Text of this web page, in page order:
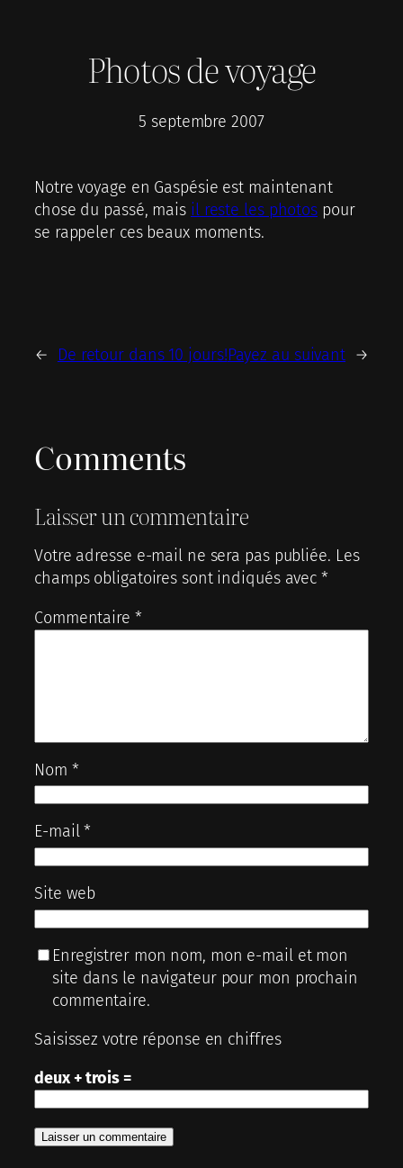
Photos de voyage
5 septembre 2007
Notre voyage en Gaspésie est maintenant
chose du passé, mais il reste les photos pour
se rappeler ces beaux moments.
← De retour dans 10 jours!Payez au suivant →
Comments
Laisser un commentaire
Votre adresse e-mail ne sera pas publiée. Les
champs obligatoires sont indiqués avec*
Commentaire *
Nom *
E-mail*
Site web
Enregistrer mon nom, mon e-mail et mon
site dans le navigateur pour mon prochain
commentaire.
Saisissez votre réponse en chiffres
deux + trois =